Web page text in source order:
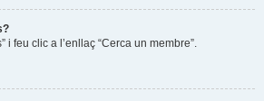
i feu clic a l’enllaç “Cerca un membre”.